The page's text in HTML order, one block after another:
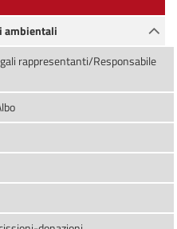
ambientali
rappresentanti/Responsabile